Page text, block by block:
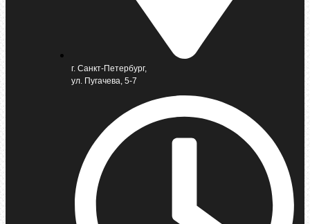
г. Санкт-Петербург,
ул. Пугачева, 5-7